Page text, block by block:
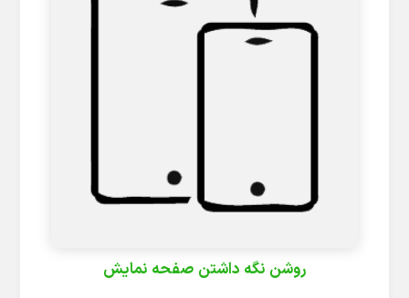
روشن نگه داشتن صفحه نمایش